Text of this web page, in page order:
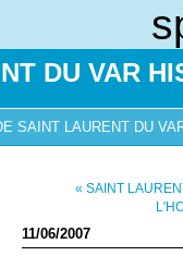
DU VAR
SAINT LAURENT DU
« SAINT
11/06/2007